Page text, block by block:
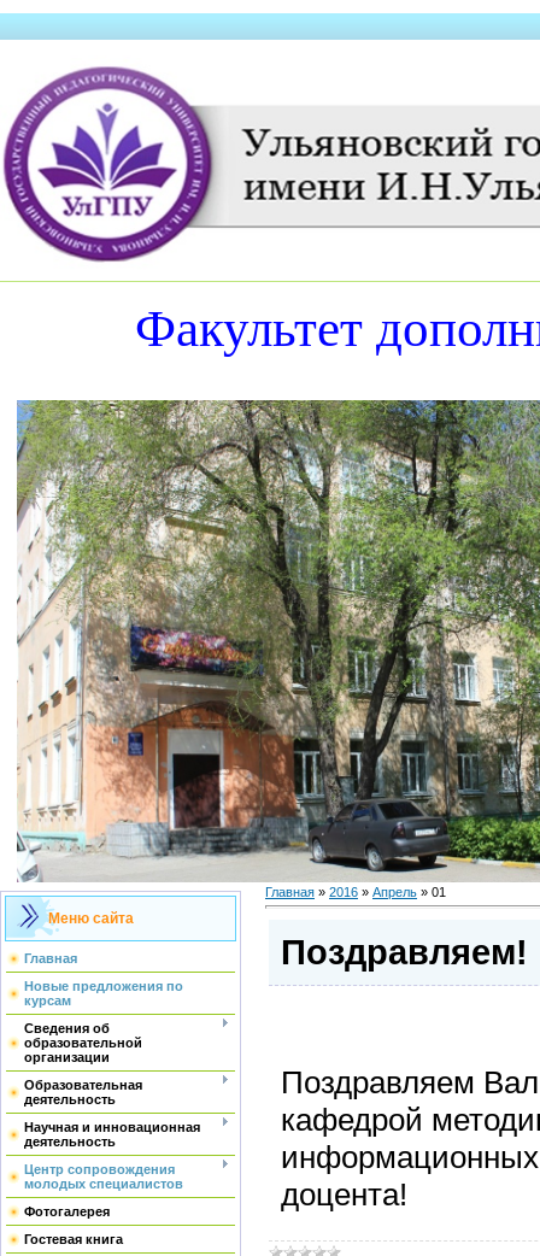
Факультет
Меню сайта
Главная
Новые предложения по
курсам
Сведения об
образовательной
организации
Образовательная
деятельность
Научная и инновационная
деятельность
Центр сопровождения
молодых специалистов
Фотогалерея
Гостевая книга
Главная » 2016 » Апрель » 01
Поздравляем!
Поздравляем
кафедрой
информационных
доцента!